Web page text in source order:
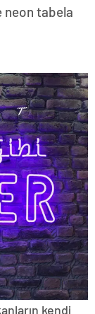
neon tabela
kendi